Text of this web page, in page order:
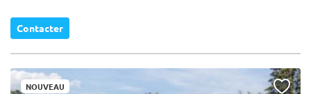
Contacter
NOUVEAU